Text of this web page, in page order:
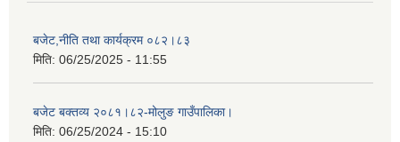
बजेट,नीति तथा कार्यक्रम ०८२।८३
मिति: 06/25/2025 - 11:55
बजेट बक्तव्य २०८१।८२-मोलुङ गाउँपालिका।
मिति: 06/25/2024 - 15:10